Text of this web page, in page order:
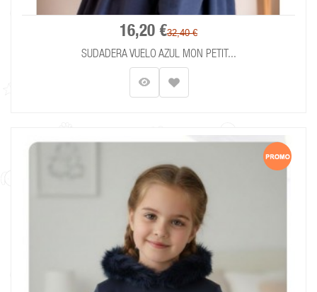
16,20 €32,40 €
SUDADERA VUELO AZUL MON PETIT...